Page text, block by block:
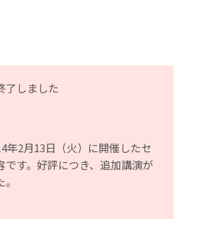
了しました
年2月13日（火）に開催したセ
です。好評につき、追加講演が